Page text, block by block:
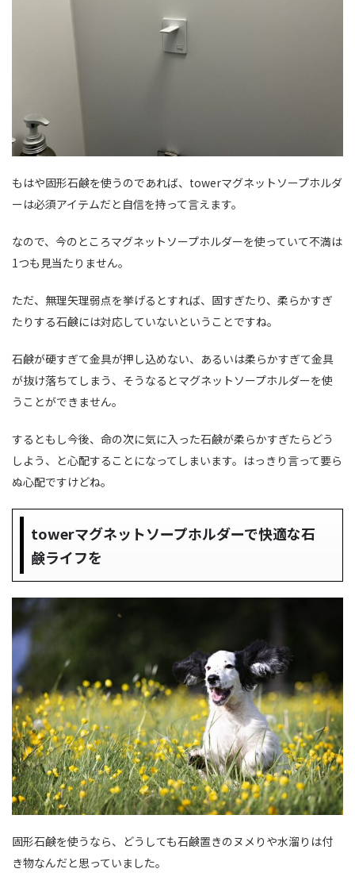
もはや固形石鹸を使うのであれば、towerマグネットソープホルダ
ーは必須アイテムだと自信を持って言えます。
なので、今のところマグネットソープホルダーを使っていて不満は
1つも見当たりません。
ただ、無理矢理弱点を挙げるとすれば、固すぎたり、柔らかすぎ
たりする石鹸には対応していないということですね。
石鹸が硬すぎて金具が押し込めない、あるいは柔らかすぎて金具
が抜け落ちてしまう、そうなるとマグネットソープホルダーを使
うことができません。
するともし今後、命の次に気に入った石鹸が柔らかすぎたらどう
しよう、と心配することになってしまいます。はっきり言って要ら
ぬ心配ですけどね。
towerマグネットソープホルダーで快適な石
鹸ライフを
固形石鹸を使うなら、どうしても石鹸置きのヌメりや水溜りは付
き物なんだと思っていました。